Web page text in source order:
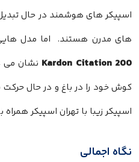
اسپیکر های هوشمند در حال
های مدرن هستند. اما مدل
Kardon Citation 200 نشان
کوش خود را در باغ و در حال
اسپیکر زیبا با تهران اسپیکر همراه
نگاه اجمالی